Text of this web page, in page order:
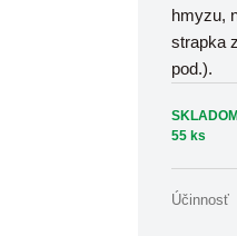
hmyzu,
strapka
pod.).
SKLADOM
55 ks
Účinnosť